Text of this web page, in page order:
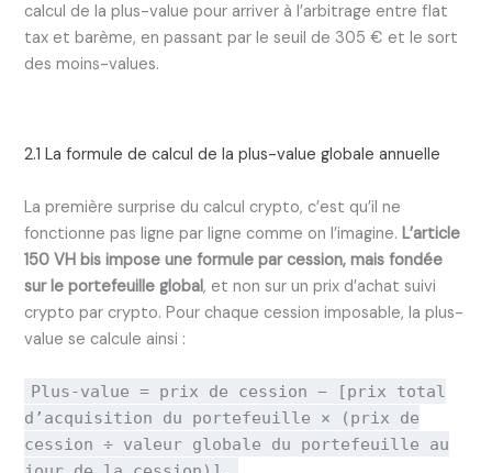
calcul de la plus-value pour arriver à l’arbitrage entre flat
tax et barème, en passant par le seuil de 305 € et le sort
des moins-values.
2.1 La formule de calcul de la plus-value globale annuelle
La première surprise du calcul crypto, c’est qu’il ne
fonctionne pas ligne par ligne comme on l’imagine.L’article
150 VH bis impose une formule par cession, mais fondée
sur le portefeuille global, et non sur un prix d’achat suivi
crypto par crypto. Pour chaque cession imposable, la plus-
value se calcule ainsi :
Plus-value = prix de cession − [prix total
d’acquisition du portefeuille × (prix de
cession ÷ valeur globale du portefeuille au